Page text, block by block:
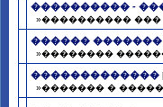
���������� -
»���������� ���
������
»��������
�������������
»������� �